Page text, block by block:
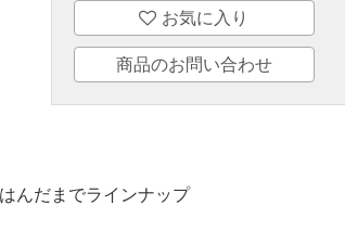
お気に入り
商品のお問い合わせ
んだまでラインナップ